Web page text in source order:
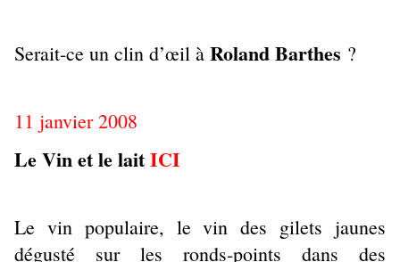
Serait-ce un clin d’œil à Roland Barthes ?
11 janvier 2008
Le Vin et le laitICI
Le vin populaire, le vin des gilets jaunes
dégusté sur les ronds-points dans des